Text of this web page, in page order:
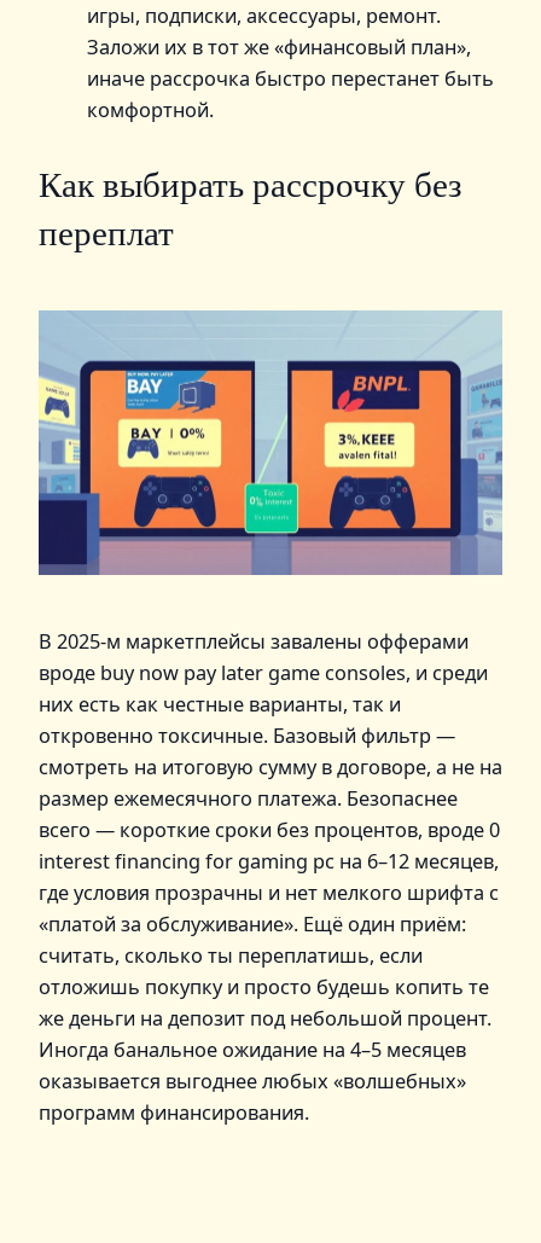
игры, подписки, аксессуары, ремонт.
Заложи их в тот же «финансовый план»,
иначе рассрочка быстро перестанет быть
комфортной.
Как выбирать рассрочку без
переплат
В 2025‑м маркетплейсы завалены офферами
вроде buy now pay later game consoles, и среди
них есть как честные варианты, так и
откровенно токсичные. Базовый фильтр —
смотреть на итоговую сумму в договоре, а не на
размер ежемесячного платежа. Безопаснее
всего — короткие сроки без процентов, вроде 0
interest financing for gaming pc на 6–12 месяцев,
где условия прозрачны и нет мелкого шрифта с
«платой за обслуживание». Ещё один приём:
считать, сколько ты переплатишь, если
отложишь покупку и просто будешь копить те
же деньги на депозит под небольшой процент.
Иногда банальное ожидание на 4–5 месяцев
оказывается выгоднее любых «волшебных»
программ финансирования.